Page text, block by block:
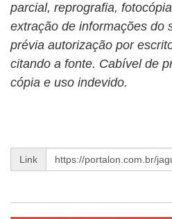
parcial, reprografia,
extração de informações do
prévia autorização por
citando a fonte. Cabível de
cópia e uso indevido.
Link